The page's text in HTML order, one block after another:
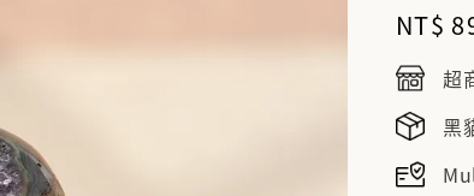
price
NT$
超
黑